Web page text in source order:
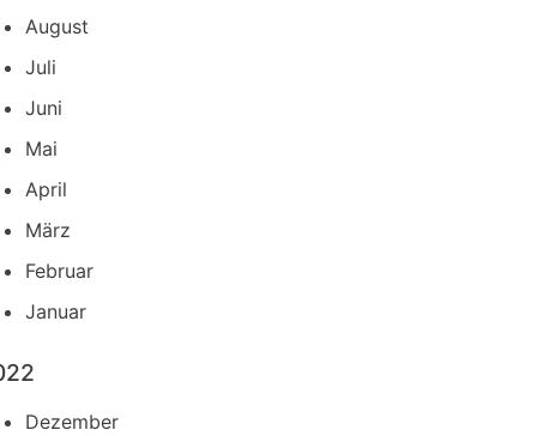
August
Juli
Juni
Mai
April
März
Februar
Januar
Dezember